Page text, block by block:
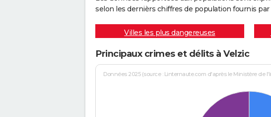
selon les dernièrs chiffres de population fournis par
Villes les plus dangereuses
Principaux crimes et délits à Velzic
Données 2025 (source : Linternaute.com d'après le Ministère de